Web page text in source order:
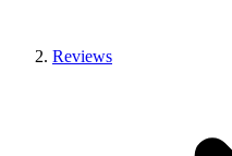
Reviews